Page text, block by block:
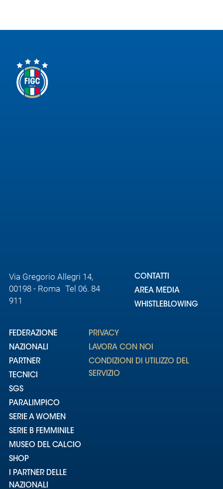
Via Gregorio Allegri 14,
00198 - Roma Tel 06. 84
911
CONTATTI
AREA MEDIA
WHISTLEBLOWING
FEDERAZIONE
NAZIONALI
PARTNER
TECNICI
SGS
PARALIMPICO
SERIE A WOMEN
SERIE B FEMMINILE
MUSEO DEL CALCIO
SHOP
I PARTNER DELLE
NAZIONALI
PRIVACY
LAVORA CON NOI
CONDIZIONI DI UTILIZZO DEL
SERVIZIO